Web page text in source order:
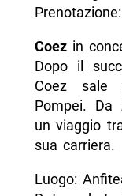
Coezin
Dopo il
Coez sale
Pompei. Da
un viaggio
sua carriera.
Luogo: